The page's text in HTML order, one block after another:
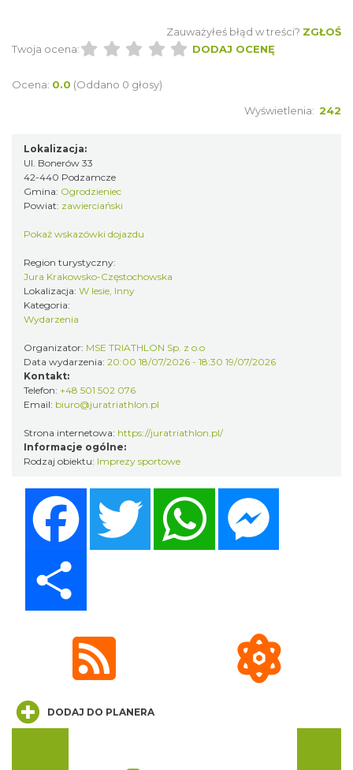
Międzynarodowy Turniej Rycerski w
Podzamczu 2026
0.48 km
AEROPIKNIK - BALONIADA na Zamku
Podzamcze
0.48 km
Pokazy walk rycerskich przy Zamku
Ogrodzieniec
Podzamcze
DISCO-OGRO FESTIWAL przy Zamku
Ogrodzieniec
Podzamcze
2026-08-28
Zauważyłeś błąd w treści? ZGŁOŚ
Twoja ocena:
DODAJ OCENĘ
Ocena: 0.0 (Oddano 0 głosy)
Wyświetlenia: 242
Lokalizacja:
Ul. Bonerów 33
42-440 Podzamcze
Gmina: Ogrodzieniec
Powiat: zawierciański
Pokaż wskazówki dojazdu
Region turystyczny:
Jura Krakowsko-Częstochowska
Lokalizacja: W lesie, Inny
Kategoria:
Wydarzenia
Organizator: MSE TRIATHLON Sp. z o.o
Data wydarzenia: 20:00 18/07/2026 - 18:30 19/07/2026
Kontakt:
Telefon: +48 501 502 076
Email: biuro@juratriathlon.pl
Strona internetowa: https://juratriathlon.pl/
Informacje ogólne:
Rodzaj obiektu: Imprezy sportowe
Twitter WhatsApp
DODAJ DO PLANERA